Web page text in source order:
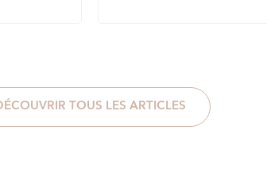
TOUS LES ARTICLES